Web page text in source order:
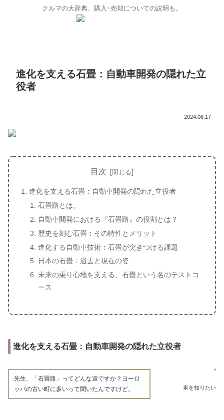
クルマの大辞典、購入･売却についての説明も。
進化を支える石畳：自動車開発の隠れた立
役者
2024.06.17
目次
進化を支える石畳：自動車開発の隠れた立役者
石畳路とは。
自動車開発における『石畳路』の役割とは？
歴史を刻む石畳：その特性とメリット
進化する自動車技術：石畳が突きつける課題
日本の石畳：過去と現在の姿
未来の乗り心地を支える、石畳という名のテストコ
ース
進化を支える石畳：自動車開発の隠れた立役者
車を知りたい
先生、「石畳路」ってどんな道ですか？ヨーロ
ッパの古い町に多いって聞いたんですけど。